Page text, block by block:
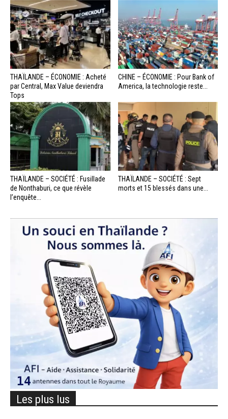
THAÏLANDE – ÉCONOMIE : Acheté
par Central, Max Value deviendra
Tops
CHINE – ÉCONOMIE : Pour Bank of
America, la technologie reste...
THAÏLANDE – SOCIÉTÉ : Fusillade
de Nonthaburi, ce que révèle
l’enquête...
THAÏLANDE – SOCIÉTÉ : Sept
morts et 15 blessés dans une...
Les plus lus